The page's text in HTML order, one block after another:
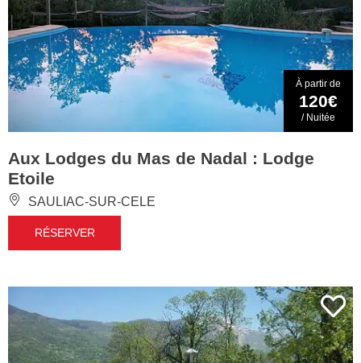
À partir de
120€
/ Nuitée
Aux Lodges du Mas de Nadal : Lodge
Etoile
SAULIAC-SUR-CELE
RÉSERVER